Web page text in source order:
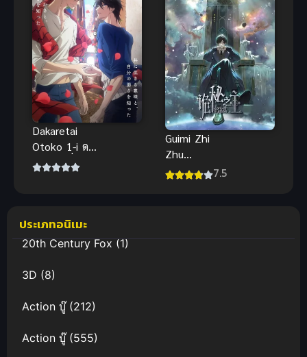
Dakaretai
Otoko 1-i ดา
ไคจิ มูฟวี่ ภาค
Guimi Zhi
Zhu
Xiaochou 7.5
ประเภทอนิเมะ
20th Century Fox(1)
3D (8)
Action บู๊(212)
Action บู๊(555)